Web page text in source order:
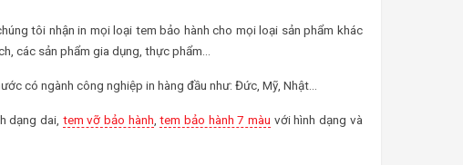
tôi nhận in mọi loại tem bảo hành cho mọi loại sản phẩm khác
các sản phẩm gia dụng, thực phẩm…
có ngành công nghiệp in hàng đầu như: Đức, Mỹ, Nhật…
dạng dai, tem vỡ bảo hành ,tem bảo hành 7 màu với hình dạng và